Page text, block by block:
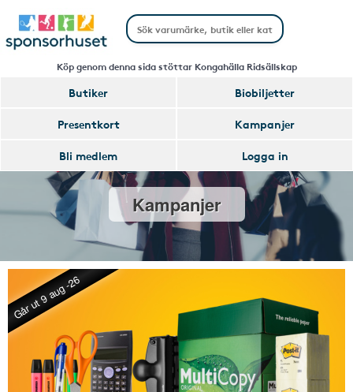
Köp genom denna sida stöttar Kongahälla Ridsällskap
Butiker
Biobiljetter
Presentkort
Kampanjer
Bli medlem
Logga in
Kampanjer
Går ut 9 aug -26